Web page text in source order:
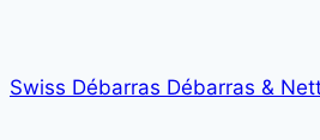
Swiss Débarras Débarras &